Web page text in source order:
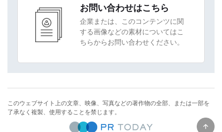
お問い合わせはこちら
企業または、このコンテンツに関
する画像などの素材についてはこ
ちらからお問い合わせください。
このウェブサイト上の文章、映像、写真などの著作物の全部、または一部を
了承なく複製、使用することを禁じます。